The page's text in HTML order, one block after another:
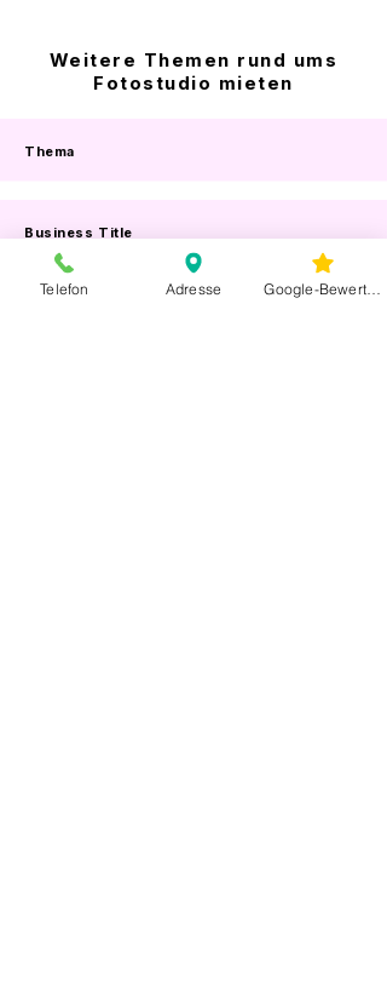
Weitere Themen rund ums
Fotostudio mieten
Thema
Business Title
Telefon Adresse Google-Bewertungen